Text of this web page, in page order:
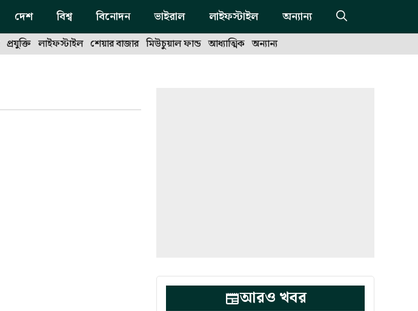
দেশ বিশ্ব বিনোদন ভাইরাল লাইফস্টাইল অন্যান্য
প্রযুক্তি লাইফস্টাইল শেয়ার বাজার মিউচুয়াল ফান্ড আধ্যাত্মিক অন্যান্য
আরও খবর